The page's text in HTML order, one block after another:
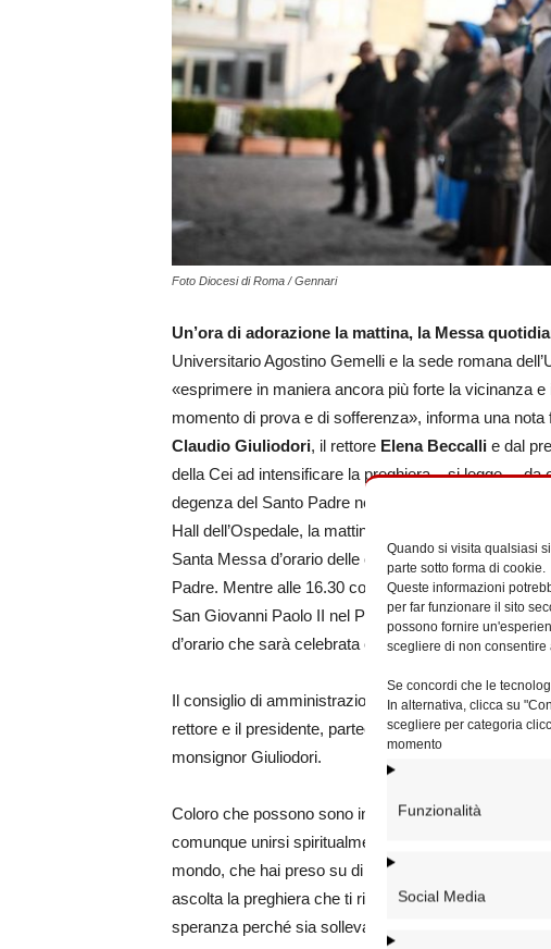
Quando si visita qualsiasi
parte sotto forma di cookie.
Queste informazioni
per far funzionare il sito
possono fornire
scegliere di non
Se concordi che le
In alternativa, clicca su
scegliere per categoria
momento
Funzionalità
Social Media
Foto Diocesi di Roma / Gennari
Un’ora di adorazione la mattina, la Messa
Universitario Agostino Gemelli e la sede romana
«esprimere in maniera ancora più forte la vicinanza
momento di prova e di sofferenza», informa una
Claudio Giuliodori, il rettore Elena Beccalli e dal
della Cei ad intensificare la preghiera – si legge –,
degenza del Santo Padre nel nostro Policlinico,
Hall dell’Ospedale, la mattina ci svolgerà un’ora di
Santa Messa d’orario delle ore 13.05. In entrambi i
Padre. Mentre alle 16.30 con la stessa intenzione,
San Giovanni Paolo II nel Piazzale antistante il
d’orario che sarà celebrata con le medesime finalità
Il consiglio di amministrazione della Fondazione
rettore e il presidente, parteciperà alla Santa Messa
monsignor Giuliodori.
Coloro che possono sono invitati a partecipare ai
comunque unirsi spiritualmente facendo propria la
mondo, che hai preso su di te i nostri dolori e hai
ascolta la preghiera che ti rivolgiamo per il nostro
speranza perché sia sollevato nel corpo e nello